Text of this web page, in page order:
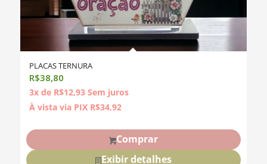
PLACAS TERNURA
R$38,80
3x de R$12,93 Sem juros
À vista via PIX R$34,92
Comprar
Exibir detalhes